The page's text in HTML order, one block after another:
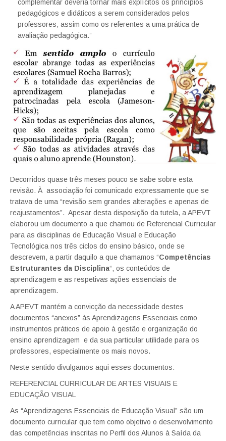
complementar deveria tornar mais explícitos os princípios
pedagógicos e didáticos a serem considerados pelos
professores, assim como os referentes a uma prática de
avaliação pedagógica.”
Decorridos quase três meses pouco se sabe sobre esta
revisão. À associação foi comunicado expressamente que se
tratava de uma “revisão sem grandes alterações e apenas de
reajustamentos”. Apesar desta disposição da tutela, a APEVT
elaborou um documento a que chamou de Referencial Curricular
para as disciplinas de Educação Visual e Educação
Tecnológica nos três ciclos do ensino básico, onde se
descrevem, a partir daquilo a que chamamos “Competências
Estruturantes da Disciplina“, os conteúdos de
aprendizagem e as respetivas ações essenciais de
aprendizagem.
A APEVT mantém a convicção da necessidade destes
documentos “anexos” às Aprendizagens Essenciais como
instrumentos práticos de apoio à gestão e organização do
ensino aprendizagem e da sua particular utilidade para os
professores, especialmente os mais novos.
Neste sentido divulgamos aqui esses documentos:
REFERENCIAL CURRICULAR DE ARTES VISUAIS E
EDUCAÇÃO VISUAL
As “Aprendizagens Essenciais de Educação Visual” são um
documento curricular que tem como objetivo o desenvolvimento
das competências inscritas no Perfil dos Alunos à Saída da